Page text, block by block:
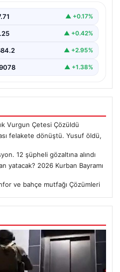
▲ +0.17%
▲ +0.42%
▲ +2.95%
▲ +1.38%
Vurgun Çetesi Çözüldü
felakete dönüştü. Yusuf öldü,
12 şüpheli gözaltına alındı
yatacak? 2026 Kurban Bayramı
ve bahçe mutfağı Çözümleri